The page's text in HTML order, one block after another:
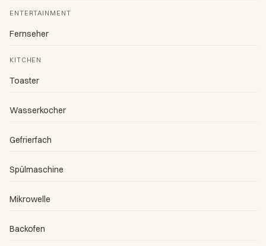
ENTERTAINMENT
Fernseher
KITCHEN
Toaster
Wasserkocher
Gefrierfach
Spülmaschine
Mikrowelle
Backofen